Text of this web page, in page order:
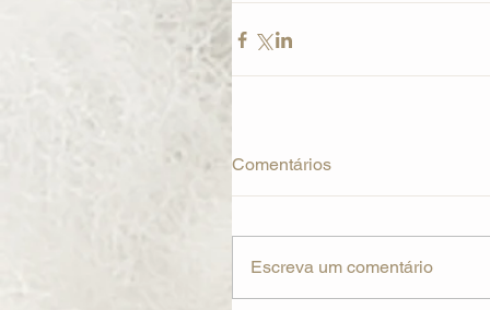
Comentários
Escreva um comentário